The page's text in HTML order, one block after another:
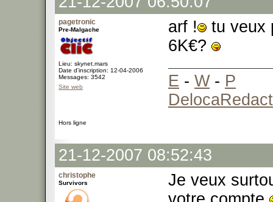
pagetronic
Pre-Malgache
Lieu: skynet.mars
Date d'inscription: 12-04-2006
Messages: 3542
Site web
arf !
tu veux
6K€?
E - W- P
Hors ligne
21-12-2007 08:52:43
christophe
Survivors
Je veux